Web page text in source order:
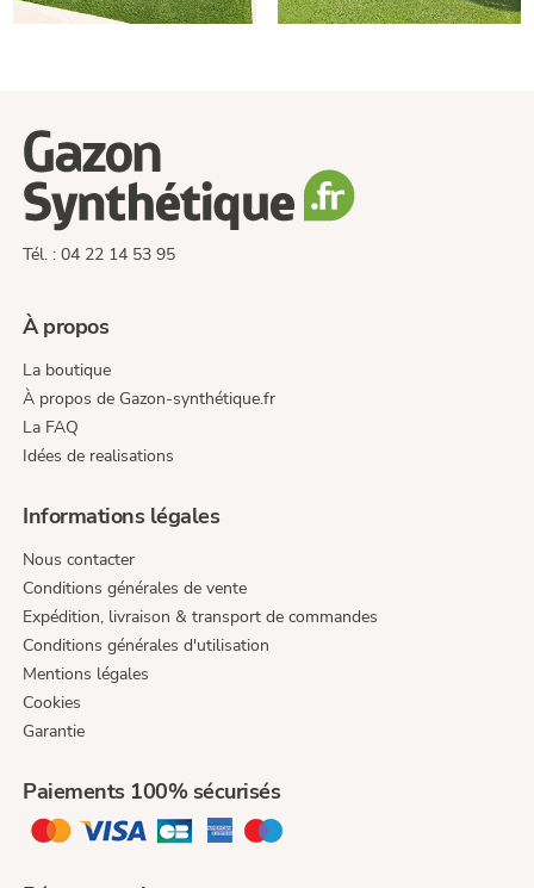
Tél. : 04 22 14 53 95
À propos
La boutique
À propos de Gazon-synthétique.fr
La FAQ
Idées de realisations
Informations légales
Nous contacter
Conditions générales de vente
Expédition, livraison & transport de commandes
Conditions générales d'utilisation
Mentions légales
Cookies
Garantie
Paiements 100% sécurisés